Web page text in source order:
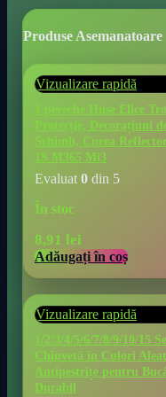
Produse Asemanatoare
Vizualizare rapidă
1 pereche Huse Elice
Protecție, Decorațiuni
Schimb, Curea
1S M365 Mi3
Evaluat 0 din 5
În stoc
8,91 lei
Adăugați în coș
Vizualizare rapidă
1/2/3/4/5/6/7/8/9/10/15
Chiuvetă în Culori
Antipestrițe pentru
Durabil